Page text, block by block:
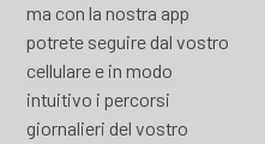
ma con la nostra app
potrete seguire dal vostro
cellulare e in modo
intuitivo i percorsi
giornalieri del vostro